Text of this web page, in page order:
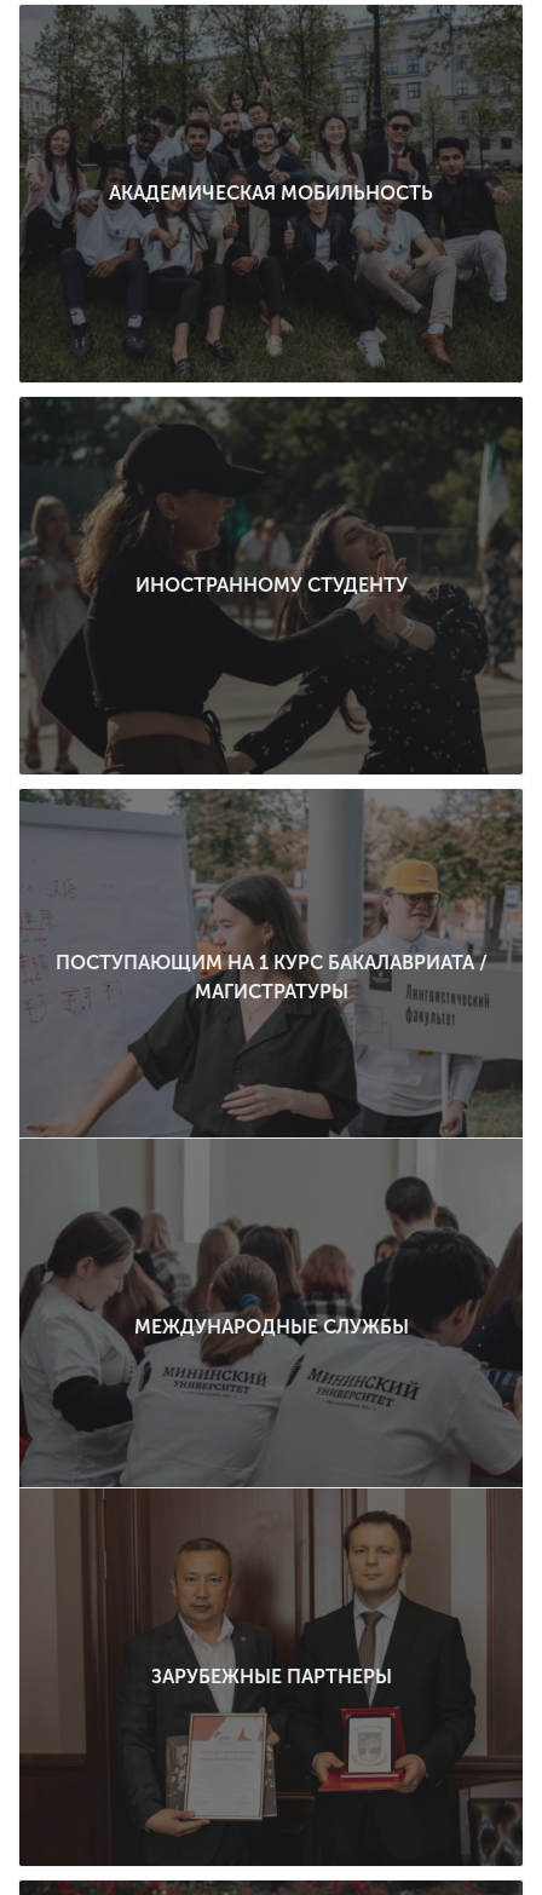
АКАДЕМИЧЕСКАЯ МОБИЛЬНОСТЬ
ИНОСТРАННОМУ СТУДЕНТУ
ПОСТУПАЮЩИМ НА 1 КУРС БАКАЛАВРИАТА /
МАГИСТРАТУРЫ
МЕЖДУНАРОДНЫЕ СЛУЖБЫ
ЗАРУБЕЖНЫЕ ПАРТНЕРЫ